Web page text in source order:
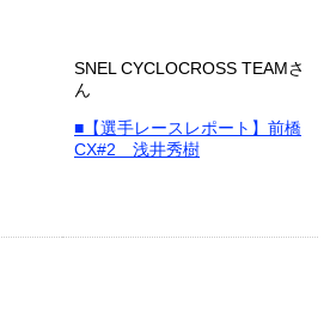
SNEL CYCLOCROSS TEAMさ
ん
■【選手レースレポート】前橋
CX#2 浅井秀樹